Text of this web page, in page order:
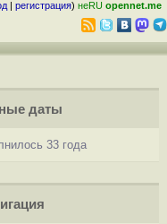
| регистрация) неRU opennet.me
даты
33 года